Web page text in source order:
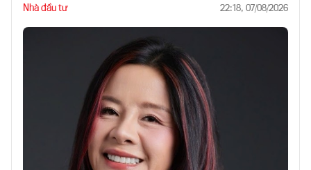
Nhà đầu tư 22:18, 07/08/2026